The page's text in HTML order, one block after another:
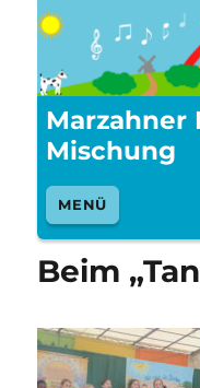
Marzahner
Mischung
MENÜ
Beim